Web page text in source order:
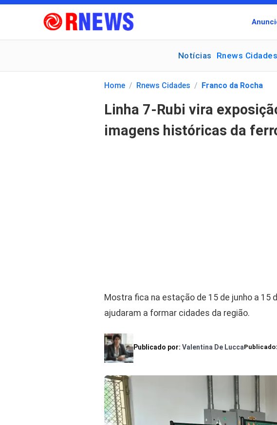
Pesquisar
por:
Notícias Rnews Cidades
Home / Rnews Cidades / Franco da Rocha
Linha 7-Rubi vira
imagens históricas da
Mostra fica na estação de 15 de junho a
ajudaram a formar cidades da região.
Publicado por: Valentina De LuccaPublicado: